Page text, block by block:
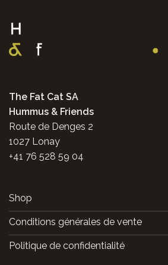
The Fat Cat SA
Hummus & Friends
Route de Denges 2
1027 Lonay
+41 76 528 59 04
Shop
Conditions générales de vente
Politique de confidentialité